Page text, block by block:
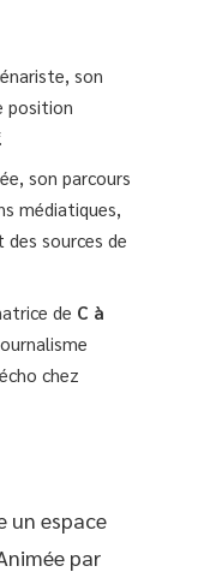
son
position
son parcours
médiatiques,
des sources de
de C à
chez
un espace
par